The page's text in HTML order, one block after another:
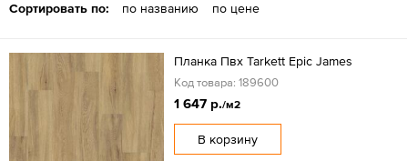
Сортировать по: по названию по цене
Планка Пвх Tarkett Epic James
Код товара: 189600
1 647 р./м2
В корзину